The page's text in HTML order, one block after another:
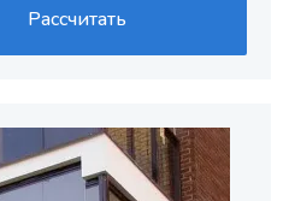
Рассчитать